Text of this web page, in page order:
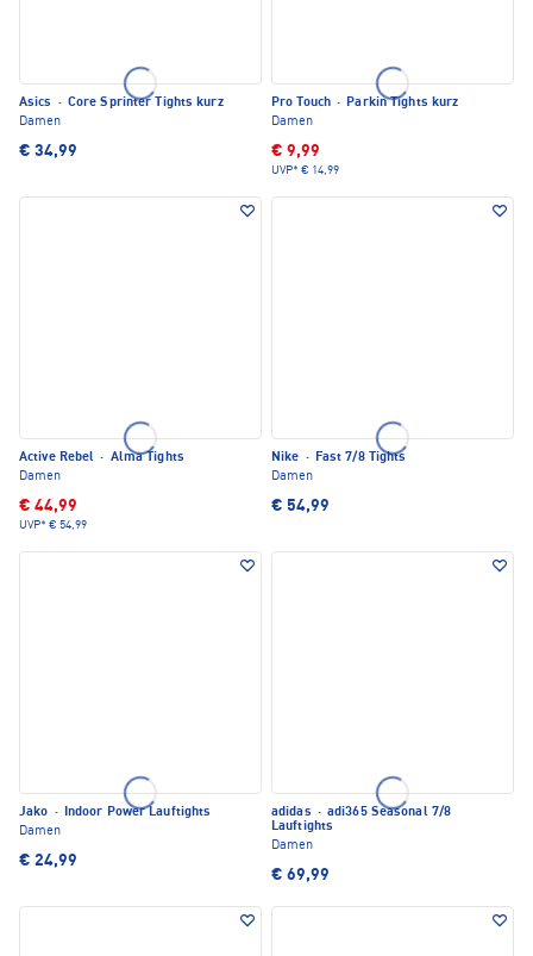
Asics · Core Sprinter Tights kurz
Damen
€ 34,99
Pro Touch · Parkin Tights kurz
Damen
€ 9,99
UVP* € 14,99
Active Rebel · Alma Tights
Damen
€ 44,99
UVP* € 54,99
Nike · Fast 7/8 Tights
Damen
€ 54,99
Jako · Indoor Power Lauftights
Damen
€ 24,99
adidas · adi365 Seasonal 7/8
Lauftights
Damen
€ 69,99